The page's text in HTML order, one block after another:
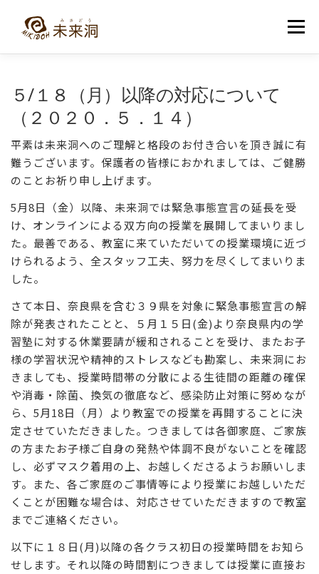
メニュー
５/１８（月）以降の対応について
（２０２０．５．１４）
平素は未来洞へのご理解と格段のお付き合いを頂き誠に有
難うございます。保護者の皆様におかれましては、ご健勝
のことお祈り申し上げます。
5月8日（金）以降、未来洞では緊急事態宣言の延長を受
け、オンラインによる双方向の授業を展開してまいりまし
た。最善である、教室に来ていただいての授業環境に近づ
けられるよう、全スタッフ工夫、努力を尽くしてまいりま
した。
さて本日、奈良県を含む３９県を対象に緊急事態宣言の解
除が発表されたことと、５月１５日(金)より奈良県内の学
習塾に対する休業要請が緩和されることを受け、またお子
様の学習状況や精神的ストレスなども勘案し、未来洞にお
きましても、授業時間帯の分散による生徒間の距離の確保
や消毒・除菌、換気の徹底など、感染防止対策に努めなが
ら、5月18日（月）より教室での授業を再開することに決
定させていただきました。つきましては各御家庭、ご家族
の方またお子様ご自身の発熱や体調不良がないことを確認
し、必ずマスク着用の上、お越しくださるようお願いしま
す。また、各ご家庭のご事情等により授業にお越しいただ
くことが困難な場合は、対応させていただきますので教室
までご連絡ください。
以下に１８日(月)以降の各クラス初日の授業時間をお知ら
せします。それ以降の時間割につきましては授業に直接お